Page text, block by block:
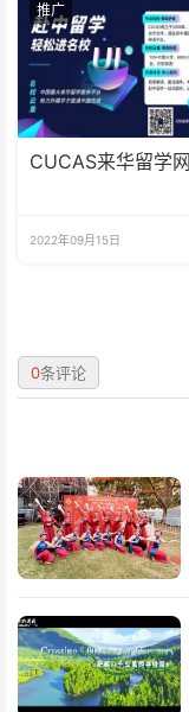
推广
CUCAS来华留学网
2022年09月15日
0条评论